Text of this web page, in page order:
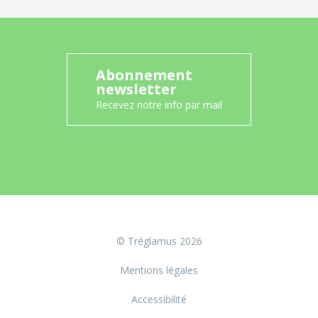
Abonnement
newsletter
Recevez notre info par mail
© Tréglamus 2026
Mentions légales
Accessibilité